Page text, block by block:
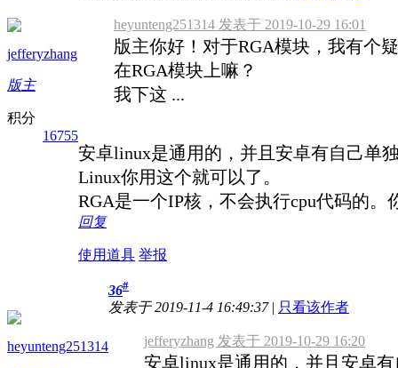
jefferyzhang
版主
积分
16755
heyunteng251314 发表于 2019-10-29 16:01
版主你好！对于RGA模块，我有个
在RGA模块上嘛？
我下这 ...
安卓linux是通用的，并且安卓有自己单
Linux你用这个就可以了。
RGA是一个IP核，不会执行cpu代码的
回复
使用道具 举报
heyunteng251314
36#
发表于 2019-11-4 16:49:37 | 只看该作者
jefferyzhang 发表于 2019-10-29 16:20
安卓linux是通用的，并且安卓